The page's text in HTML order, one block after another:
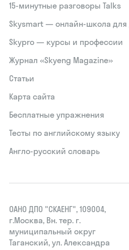
15‑минутные разговоры Talks
Skysmart — онлайн-школа для
Skypro — курсы и профессии
Журнал «Skyeng Magazine»
Статьи
Карта сайта
Бесплатные упражнения
Тесты по английскому языку
Англо-русский словарь
ОАНО ДПО "СКАЕНГ", 109004,
г.Москва, Вн. тер. г.
муниципальный округ
Таганский, ул. Александра